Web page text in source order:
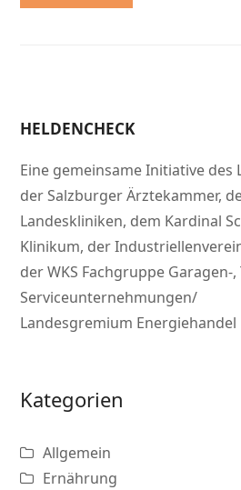
HELDENCHECK
Eine gemeinsame Initiative des
der Salzburger Ärztekammer,
Landeskliniken, dem Kardinal
Klinikum, der
der WKS Fachgruppe Garagen-
Serviceunternehmungen/
Landesgremium Energiehandel
Kategorien
Allgemein
Ernährung